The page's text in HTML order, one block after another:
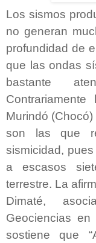
Los sismos
no generan
profundidad de
que las ondas
bastante
Murindó
son las que
sismicidad,
a escasos
terrestre. La
Dimaté,
Geociencias
sostiene que